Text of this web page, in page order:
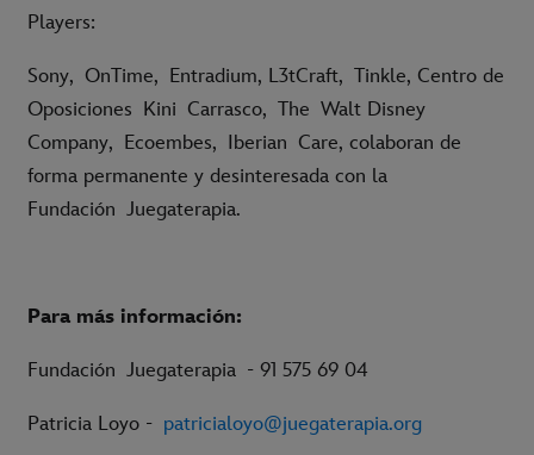
Players:
Sony, OnTime, Entradium, L3tCraft, Tinkle, Centro de
Oposiciones Kini Carrasco, The Walt Disney
Company, Ecoembes, Iberian Care, colaboran de
forma permanente y desinteresada con la
Fundación Juegaterapia.
Para más información:
Fundación Juegaterapia - 91 575 69 04
Patricia Loyo - patricialoyo@juegaterapia.org